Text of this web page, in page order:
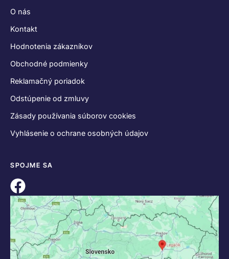
O nás
Kontakt
Hodnotenia zákazníkov
Obchodné podmienky
Reklamačný poriadok
Odstúpenie od zmluvy
Zásady používania súborov cookies
Vyhlásenie o ochrane osobných údajov
SPOJME SA